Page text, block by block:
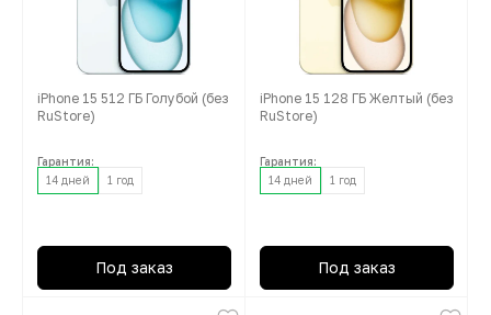
iPhone 15 512 ГБ Голубой (без
RuStore)
Гарантия:
14 дней
1 год
Под заказ
iPhone 15 128 ГБ Желтый (без
RuStore)
Гарантия:
14 дней
1 год
Под заказ